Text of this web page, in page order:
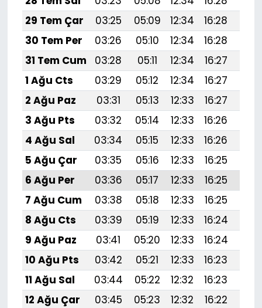
29 Tem Çar
03:25 05:09 12:34 16:28
30 Tem Per
03:26 05:10 12:34 16:28
31 Tem Cum
03:28 05:11 12:34 16:27
1 Ağu Cts
03:29 05:12 12:34 16:27
2 Ağu Paz
03:31 05:13 12:33 16:27
3 Ağu Pts
03:32 05:14 12:33 16:26
4 Ağu Sal
03:34 05:15 12:33 16:26
5 Ağu Çar
03:35 05:16 12:33 16:25
6 Ağu Per
03:36 05:17 12:33 16:25
7 Ağu Cum
03:38 05:18 12:33 16:25
8 Ağu Cts
03:39 05:19 12:33 16:24
9 Ağu Paz
03:41 05:20 12:33 16:24
10 Ağu Pts
03:42 05:21 12:33 16:23
11 Ağu Sal
03:44 05:22 12:32 16:23
12 Ağu Çar
03:45 05:23 12:32 16:22